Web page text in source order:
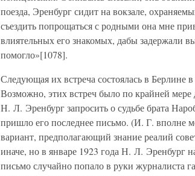
поезда, Эренбург сидит на вокзале,
съездить попрощаться с родными она мне
влиятельных его знакомых, дабы задержали
помогло»[1078].
Следующая их встреча состоялась в Берлине
Возможно, этих встреч было по крайней
Н. Л. Эренбург запросить о судьбе брата
пришло его последнее письмо. (И. Г. вполне
вариант, предполагающий знание реалий
иначе, но в январе 1923 года Н. Л. Эренбург
письмо случайно попало в руки журналиста